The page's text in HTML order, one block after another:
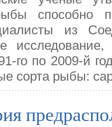
способно
из
го по 2009-й
сорта рыбы: